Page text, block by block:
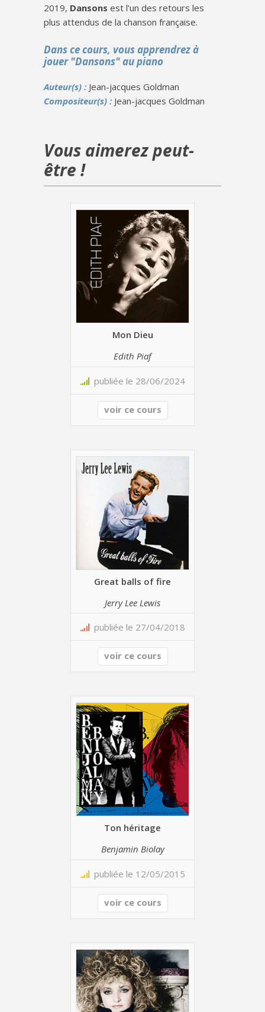
2019, Dansons est l’un des retours les
plus attendus de la chanson française.
Dans ce cours, vous apprendrez à
jouer "Dansons" au piano
Auteur(s) : Jean-jacques Goldman
Compositeur(s) : Jean-jacques Goldman
Vous aimerez peut-
être !
Mon Dieu
Edith Piaf
publiée le 28/06/2024
voir ce cours
Great balls of fire
Jerry Lee Lewis
publiée le 27/04/2018
voir ce cours
Ton héritage
Benjamin Biolay
publiée le 12/05/2015
voir ce cours